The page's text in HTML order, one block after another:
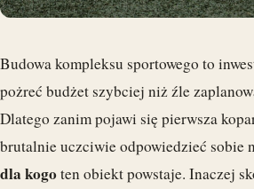
Budowa kompleksu sportowego to
pożreć budżet szybciej niż źle
Dlatego zanim pojawi się pierwsza
brutalnie uczciwie odpowiedzieć sobie
dla kogoten obiekt powstaje. Inaczej